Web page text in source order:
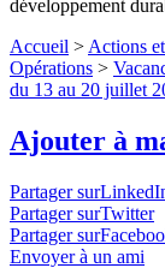
développement
Accueil > Actions
Opérations >
du 13 au 20 juillet
Ajouter à
Partager
Partager surTwitter
Partager
Envoyer à un ami